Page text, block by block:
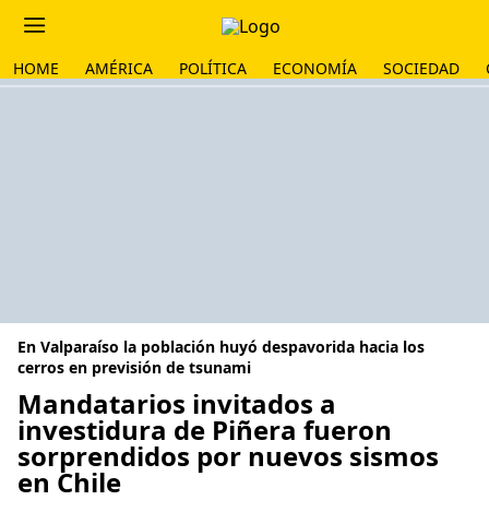
HOME AMÉRICA POLÍTICA ECONOMÍA SOCIEDAD
En Valparaíso la población huyó despavorida hacia los
cerros en previsión de tsunami
Mandatarios invitados a
investidura de Piñera fueron
sorprendidos por nuevos sismos
en Chile